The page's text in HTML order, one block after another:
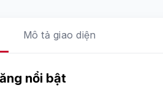
Mô tả giao diện
nổi bật